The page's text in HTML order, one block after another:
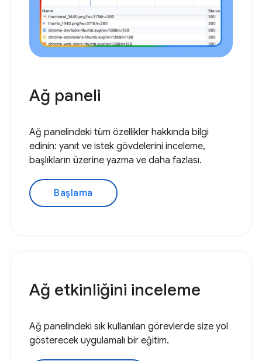
Ağ paneli
Ağ panelindeki tüm özellikler hakkında bilgi
edinin: yanıt ve istek gövdelerini inceleme,
başlıkların üzerine yazma ve daha fazlası.
Başlama
Ağ etkinliğini inceleme
Ağ panelindeki sık kullanılan görevlerde size yol
gösterecek uygulamalı bir eğitim.